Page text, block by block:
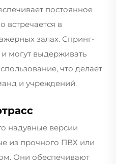
постоянное
встречается в
залах. Спринг-
могут выдерживать
что делает
и учреждений.
надувные версии
из прочного ПВХ или
Они обеспечивают